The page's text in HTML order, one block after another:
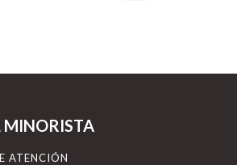
MINORISTA
ATENCIÓN